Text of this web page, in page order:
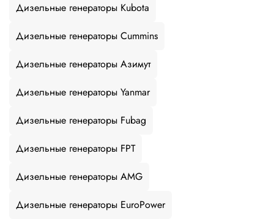
Дизельные генераторы Kubota
Дизельные генераторы Cummins
Дизельные генераторы Азимут
Дизельные генераторы Yanmar
Дизельные генераторы Fubag
Дизельные генераторы FPT
Дизельные генераторы AMG
Дизельные генераторы EuroPower